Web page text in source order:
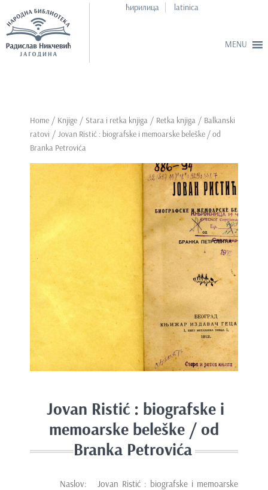
ћирилица latinica
Home / Knjige / Stara i retka knjiga / Retka knjiga / Balkanski
ratovi / Jovan Ristić : biografske i memoarske beleške / od
Branka Petrovića
Jovan Ristić : biografske i
memoarske beleške / od
Branka Petrovića
Naslov: Jovan Ristić : biografske i memoarske